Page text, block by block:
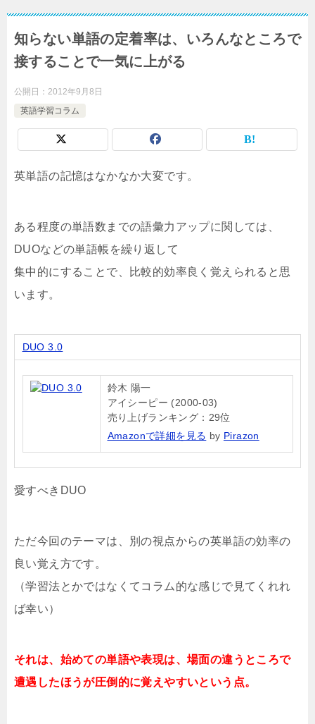
知らない単語の定着率は、いろんなところで
接することで一気に上がる
公開日： 2012年9月8日
英語学習コラム
英単語の記憶はなかなか大変です。
ある程度の単語数までの語彙力アップに関しては、
DUOなどの単語帳を繰り返して
集中的にすることで、比較的効率良く覚えられると思
います。
DUO 3.0
鈴木 陽一
アイシーピー (2000-03)
売り上げランキング：29位
Amazonで詳細を見る by Pirazon
愛すべきDUO
ただ今回のテーマは、別の視点からの英単語の効率の
良い覚え方です。
（学習法とかではなくてコラム的な感じで見てくれれ
ば幸い）
それは、始めての単語や表現は、場面の違うところで
遭遇したほうが圧倒的に覚えやすいという点。